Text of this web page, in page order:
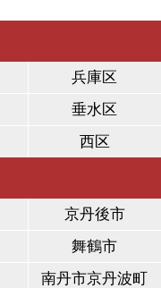
兵庫区
垂水区
西区
京丹後市
舞鶴市
南丹市京丹波町